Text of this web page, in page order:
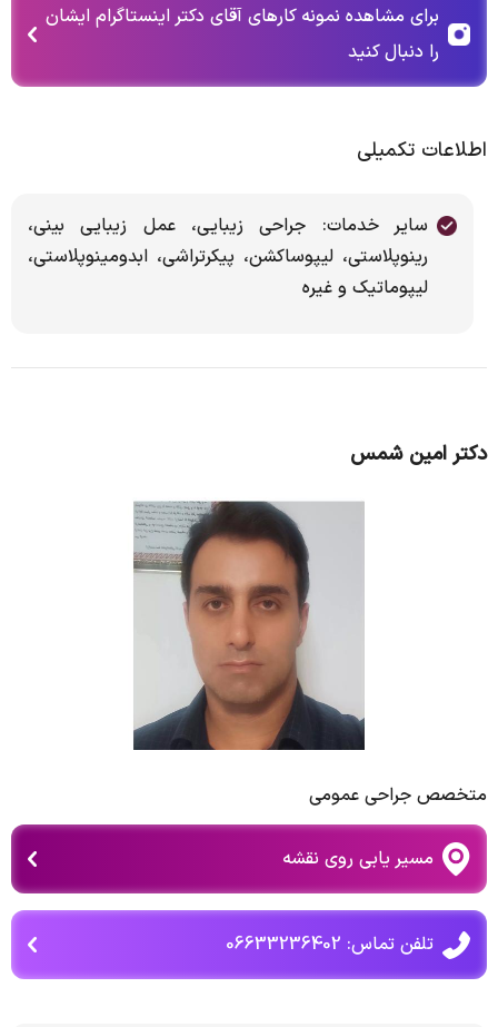
برای مشاهده نمونه کارهای آقای دکتر اینستاگرام ایشان
را دنبال کنید
اطلاعات تکمیلی
سایر خدمات: جراحی زیبایی، عمل زیبایی بینی،
رینوپلاستی، لیپوساکشن، پیکرتراشی، ابدومینوپلاستی،
لیپوماتیک و غیره
دکتر امین شمس
متخصص جراحی عمومی
مسیر یابی روی نقشه
تلفن تماس: 06633236402